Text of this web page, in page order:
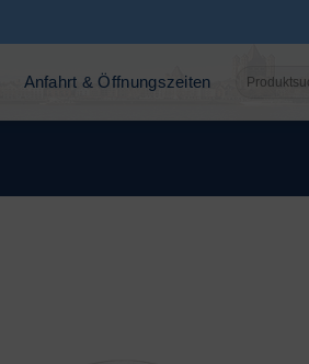
Anfahrt & Öffnungszeiten
Suchen